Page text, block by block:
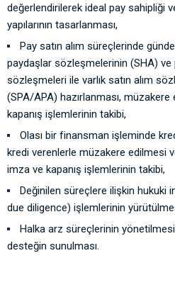
değerlendirilerek ideal pay sahipliği
yapılarının tasarlanması,
Pay satın alım süreçlerinde
paydaşlar sözleşmelerinin (SHA) ve
sözleşmeleri ile varlık satın alım
(SPA/APA) hazırlanması,
kapanış işlemlerinin takibi,
Olası bir finansman işleminde
kredi verenlerle müzakere edilmesi
imza ve kapanış işlemlerinin takibi,
Değinilen süreçlere ilişkin hukuki
due diligence) işlemlerinin
Halka arz süreçlerinin
desteğin sunulması.